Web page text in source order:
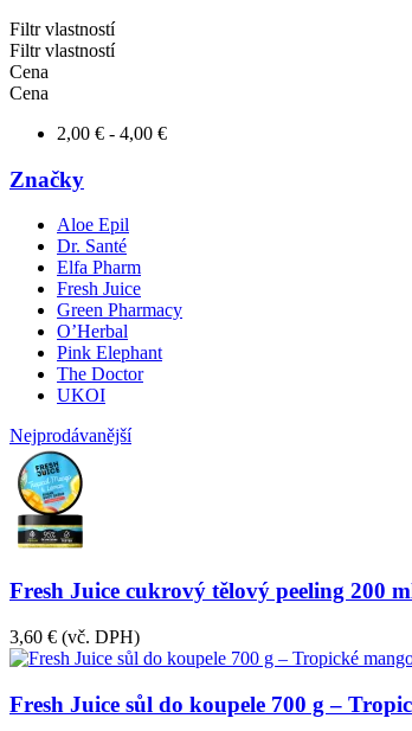
Filtr vlastností
Filtr vlastností
Cena
Cena
2,00 € - 4,00 €
Značky
Aloe Epil
Dr. Santé
Elfa Pharm
Fresh Juice
Green Pharmacy
O’Herbal
Pink Elephant
The Doctor
UKOI
Nejprodávanější
Fresh Juice cukrový tělový peeling 200
3,60 € (vč. DPH)
Fresh Juice sůl do koupele 700 g –